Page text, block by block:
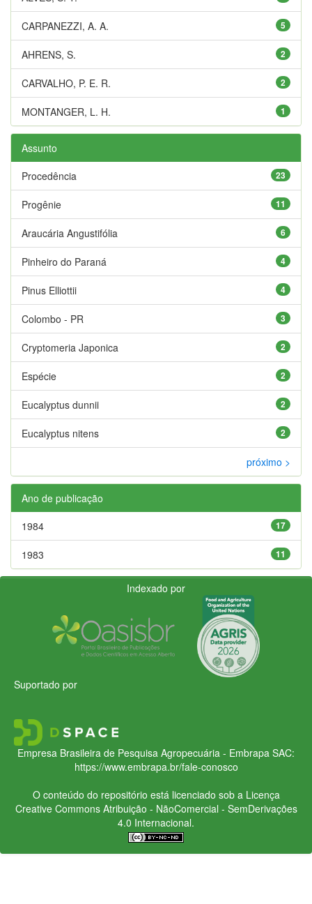
5
CARPANEZZI, A. A.
2
AHRENS, S.
2
CARVALHO, P. E. R.
1
MONTANGER, L. H.
Assunto
23
Procedência
11
Progênie
6
Araucária Angustifólia
4
Pinheiro do Paraná
4
Pinus Elliottii
3
Colombo - PR
2
Cryptomeria Japonica
2
Espécie
2
Eucalyptus dunnii
2
Eucalyptus nitens
próximo >
Ano de publicação
17
1984
11
1983
Indexado por
Suportado por
Empresa Brasileira de Pesquisa Agropecuária - Embrapa SAC:
https://www.embrapa.br/fale-conosco
O conteúdo do repositório está licenciado sob a Licença
Creative CommonsAtribuição - NãoComercial - SemDerivações
4.0 Internacional.